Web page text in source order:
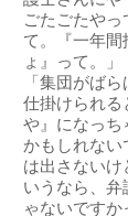
ごたごたや
て。『一年間
ょ』って。」
「集団がば
仕掛けられる
や』になっち
かもしれない
は出さないけ
いうなら、弁
ゃないです